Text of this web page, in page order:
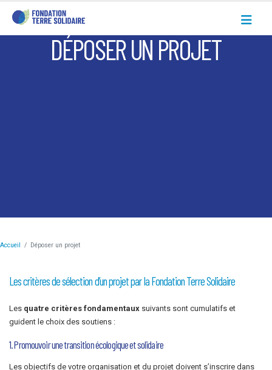
DÉPOSER UN PROJET
Accueil Déposer un projet
Les critères de sélection d’un projet par la Fondation Terre Solidaire
Les quatre critères fondamentaux suivants sont cumulatifs et
guident le choix des soutiens :
1. Promouvoir une transition écologique et solidaire
Les objectifs de votre organisation et du projet doivent s’inscrire dans